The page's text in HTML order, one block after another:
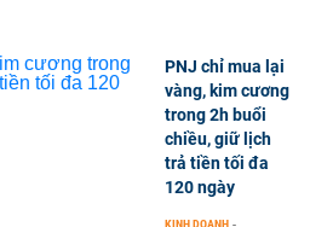
PNJ chỉ mua lại
vàng, kim cương
trong 2h buổi
chiều, giữ lịch
trả tiền tối đa
120 ngày
KINH DOANH